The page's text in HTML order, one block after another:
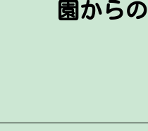
園から